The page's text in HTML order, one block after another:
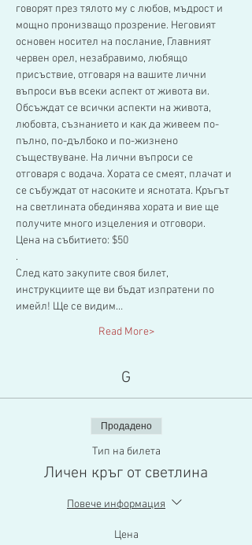
говорят през тялото му с любов, мъдрост и
мощно пронизващо прозрение. Неговият
основен носител на послание, Главният
червен орел, незабравимо, любящо
присъствие, отговаря на вашите лични
въпроси във всеки аспект от живота ви.
Обсъждат се всички аспекти на живота,
любовта, съзнанието и как да живеем по-
пълно, по-дълбоко и по-жизнено
съществуване. На лични въпроси се
отговаря с водача. Хората се смеят, плачат и
се събуждат от насоките и яснотата. Кръгът
на светлината обединява хората и вие ще
получите много изцеления и отговори.
Цена на събитието: $50
.
След като закупите своя билет,
инструкциите ще ви бъдат изпратени по
имейл! Ще се видим…
Read More>
G
Продадено
Тип на билета
Личен кръг от светлина
Повече информация
Цена